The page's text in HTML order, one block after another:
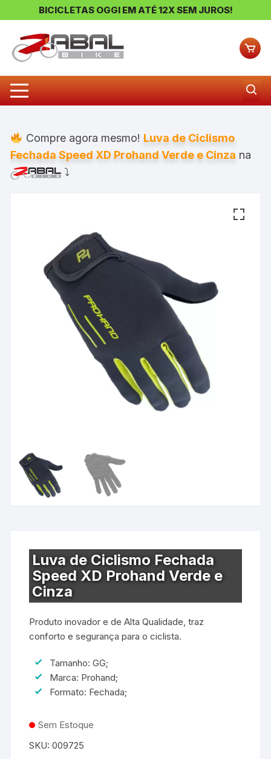
BICICLETAS OGGI EM ATÉ 12X SEM JUROS!
Compre agora mesmo! Luva de Ciclismo
Fechada Speed XD Prohand Verde e Cinza na
⤵
Luva de Ciclismo Fechada
Speed XD Prohand Verde e
Cinza
Produto inovador e de Alta Qualidade, traz
conforto e segurança para o ciclista.
Tamanho: GG;
Marca: Prohand;
Formato: Fechada;
Sem Estoque
SKU:009725